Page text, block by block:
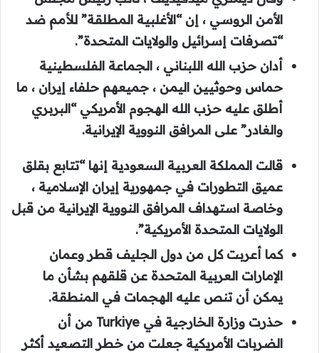
الأمن الروسي ، إن “الأغلبية المطلقة” للأمم ضد
“تصرفات إسرائيل والولايات المتحدة”.
أدان حزب الله اللبناني ، الجماعة الفلسطينية
حماس وحوثيين اليمن ، جميعهم حلفاء إيران ، ما
أطلق عليه حزب الله الهجوم الأمريكي “البربري
والغادر” على المرافق النووية الإيرانية.
قالت المملكة العربية السعودية إنها “تتابع بقلق
عميق التطورات في جمهورية إيران الإسلامية ،
وخاصة استهداف المرافق النووية الإيرانية من قبل
الولايات المتحدة الأمريكية”.
كما أعربت كل من دول الجليف قطر وعمان
الإمارات العربية المتحدة عن قلقهم بشأن ما
يمكن أن تنص عليه الهجمات في المنطقة.
حذرت وزارة الخارجية في Turkiye من أن
الضربات الأمريكية جعلت من خطر التصعيد أكثر